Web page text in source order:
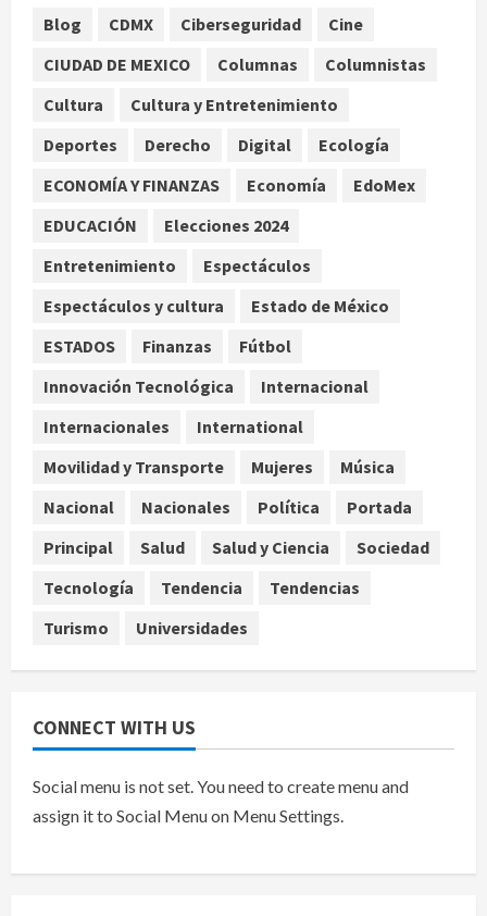
Claudia Sheinbaum decreta Jornada
domingo de agosto
agosto 10, 2026
ciudad y la resistencia desde el
4
Jardín Hidalgo de Coyoacán atrae
en espacio polinizador
agosto 10, 2026
tres veces fondos internacionales y
sigue sin concretarse
Blog CDMX Ciberseguridad
Cine
CIUDAD DE MEXICO
Columnas
Columnistas
Cultura
Cultura y Entretenimiento
Deportes
Derecho Digital
Ecología
ECONOMÍA Y FINANZAS
Economía
EdoMex
EDUCACIÓN
Elecciones 2024
Entretenimiento
Espectáculos
Espectáculos y cultura
Estado de México
ESTADOS
Finanzas
Fútbol
Innovación Tecnológica
Internacional
Internacionales
International
Movilidad y Transporte
Mujeres
Música
Nacional
Nacionales Política
Portada
Principal
Salud Salud y Ciencia
Sociedad
Tecnología
Tendencia
Tendencias
Turismo
Universidades
CONNECT WITH US
Social menu is not set. You need to create menu and
assign it to Social Menu on Menu Settings.